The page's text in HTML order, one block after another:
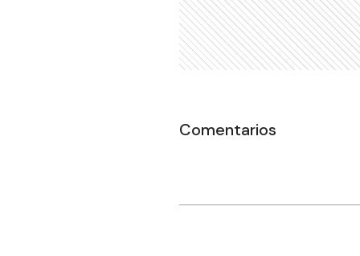
Comentarios